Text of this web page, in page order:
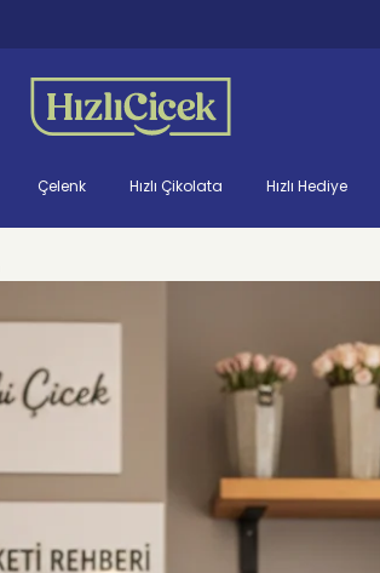
Çelenk Hızlı Çikolata Hızlı Hediye